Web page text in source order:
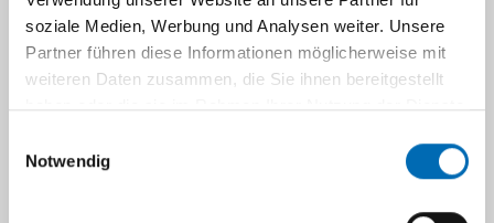
soziale Medien, Werbung und Analysen weiter. Unsere
Partner führen diese Informationen möglicherweise mit
weiteren Daten zusammen, die Sie ihnen bereitgestellt
haben oder die sie im Rahmen Ihrer Nutzung der Dienste
Notwendig
Auch im WS 2019/20 bietet unser Institut in
Zusammenarbeit mit dem Lehrstuhl für
Angewandte Mathematik an der Heinrich-
Heine-Universität das Seminar
montags von 14:30-16:00 Uhr in 2522.00.72